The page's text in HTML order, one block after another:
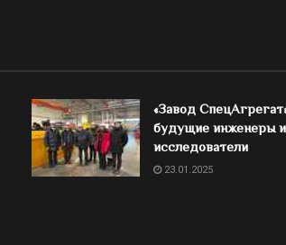
«Завод
будущие инженеры и
исследователи
23.01.2025